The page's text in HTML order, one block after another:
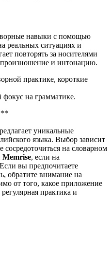
навыки с помощью
реальных ситуациях и
повторять за носителями
и интонацию.
практике, короткие
на грамматике.
уникальные
языка. Выбор зависит
на словарном
Memrise, если на
вы предпочитаете
обратите внимание на
от того, какое приложение
практика и